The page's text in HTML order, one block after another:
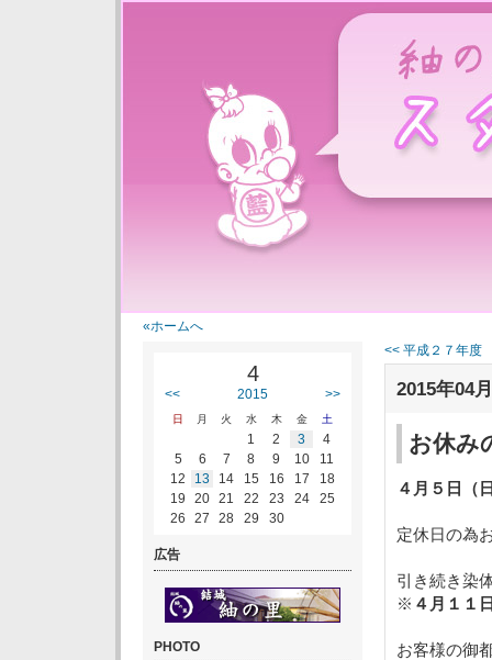
紬の里スタ
«ホームへ
<< 平成２７年度
2015年04
お休
４月５日（
定休日の為
引き続き染
※ ４月１１
お客様の御
4
<< 2015 >>
日 月 火 水 木 金 土
1 2 3
4
5
6 7 8 9 10
11
12
13 14 15 16 17
18
19
20 21 22 23 24
25
26
27 28 29 30
広告
PHOTO